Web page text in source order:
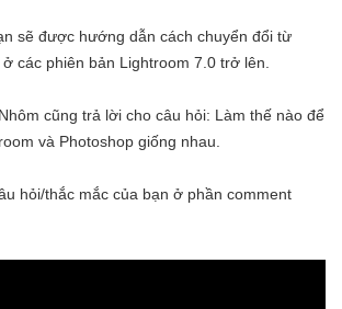
sẽ được hướng dẫn cách chuyển đổi từ
các phiên bản Lightroom 7.0 trở lên.
cũng trả lời cho câu hỏi: Làm thế nào để
và Photoshop giống nhau.
hỏi/thắc mắc của bạn ở phần comment